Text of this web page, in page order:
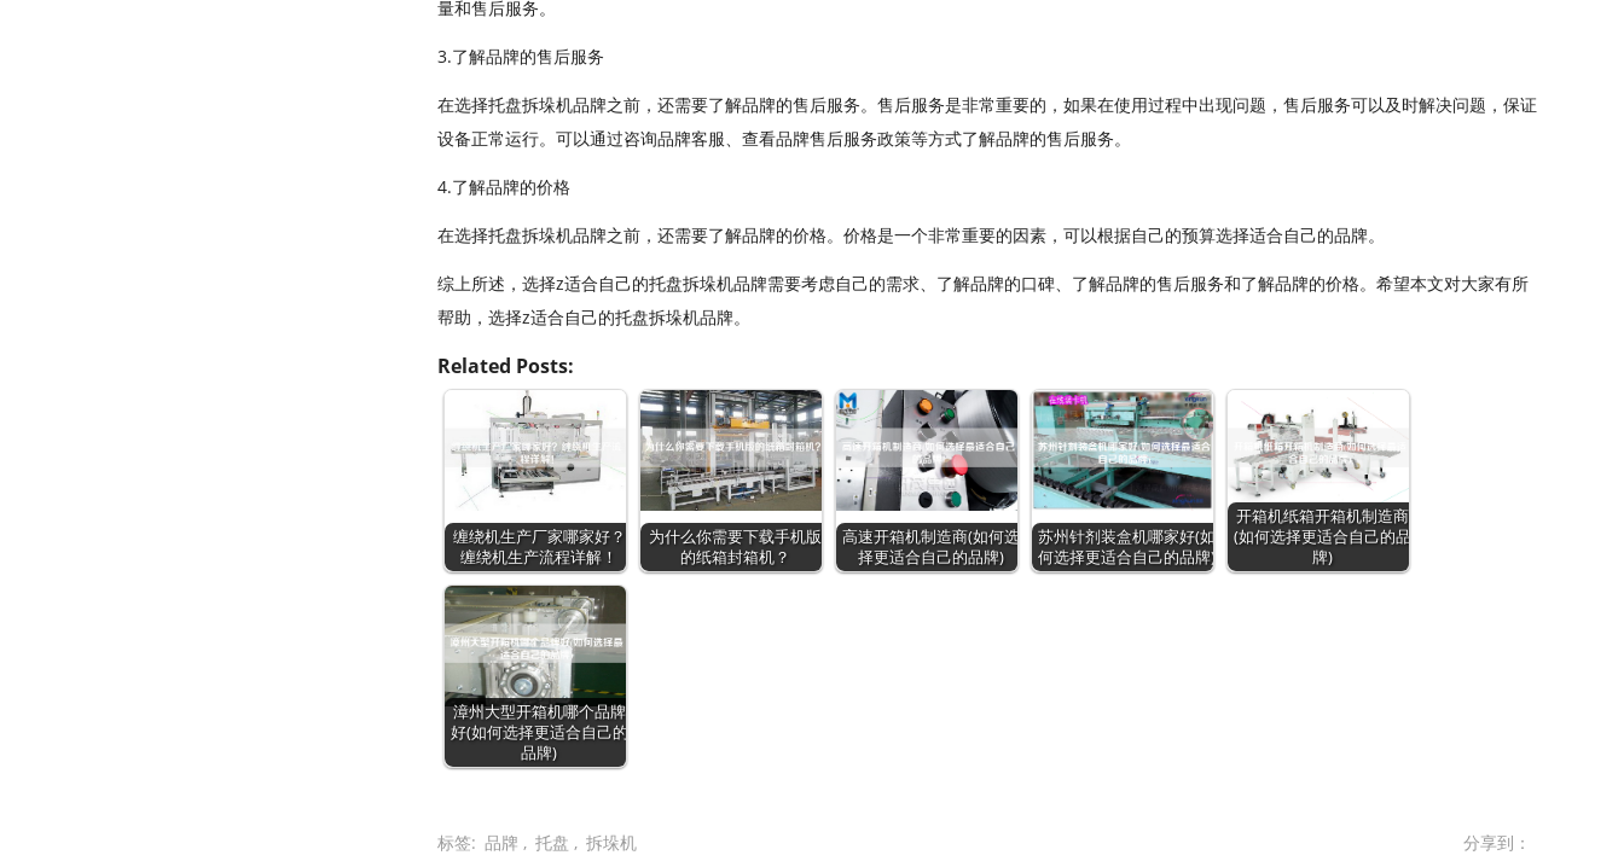
量和售后服务。
3.了解品牌的售后服务
在选择托盘拆垛机品牌之前，还需要了解品牌的售后服务。售后服务是非常重要的，如果在使用过程中出现问题，售后服务可以及时解决问题，保证
设备正常运行。可以通过咨询品牌客服、查看品牌售后服务政策等方式了解品牌的售后服务。
4.了解品牌的价格
在选择托盘拆垛机品牌之前，还需要了解品牌的价格。价格是一个非常重要的因素，可以根据自己的预算选择适合自己的品牌。
综上所述，选择z适合自己的托盘拆垛机品牌需要考虑自己的需求、了解品牌的口碑、了解品牌的售后服务和了解品牌的价格。希望本文对大家有所
帮助，选择z适合自己的托盘拆垛机品牌。
Related Posts:
缠绕机生产厂家哪家好？
缠绕机生产流程详解！
为什么你需要下载手机版
的纸箱封箱机？
高速开箱机制造商(如何选
择更适合自己的品牌)
苏州针剂装盒机哪家好(如
何选择更适合自己的品牌)
开箱机纸箱开箱机制造商
(如何选择更适合自己的品
牌)
漳州大型开箱机哪个品牌
好(如何选择更适合自己的
品牌)
标签: 品牌 , 托盘 , 拆垛机 分享到：